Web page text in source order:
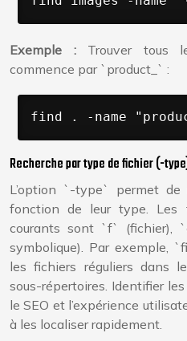
Exemple : Trouver tous
commence par `product_` :
find . -name
Recherche par type de fichier (-
L’option `-type` permet de
fonction de leur type. Les
courants sont `f` (fichier),
symbolique). Par exemple,
les fichiers réguliers dans
sous-répertoires. Identifier
le SEO et l’expérience
à les localiser rapidement.